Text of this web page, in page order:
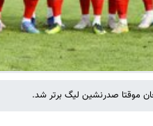
موقتا صدرنشین لیگ برتر شد.